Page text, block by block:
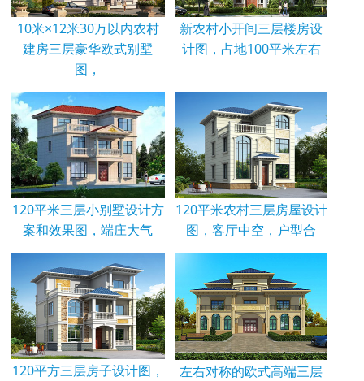
10米×12米30万以内农村
建房三层豪华欧式别墅
图，
新农村小开间三层楼房设
计图，占地100平米左右
120平米三层小别墅设计方
案和效果图，端庄大气
120平米农村三层房屋设计
图，客厅中空，户型合
120平方三层房子设计图，
左右对称的欧式高端三层